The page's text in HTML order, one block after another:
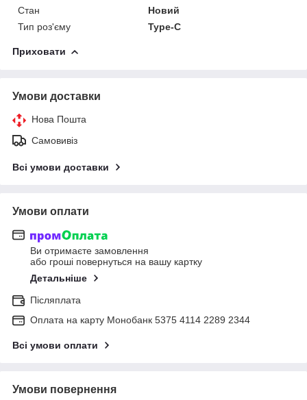
Стан
Новий
Тип роз'єму
Type-C
Приховати
Умови доставки
Нова Пошта
Самовивіз
Всі умови доставки
Умови оплати
Ви отримаєте замовлення
або гроші повернуться на вашу картку
Детальніше
Післяплата
Оплата на карту Монобанк 5375 4114 2289 2344
Всі умови оплати
Умови повернення